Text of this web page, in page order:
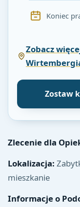
Koniec
Zobacz
Zostaw
Zlecenie dla
Lokalizacja:
mieszkanie
Informacje o